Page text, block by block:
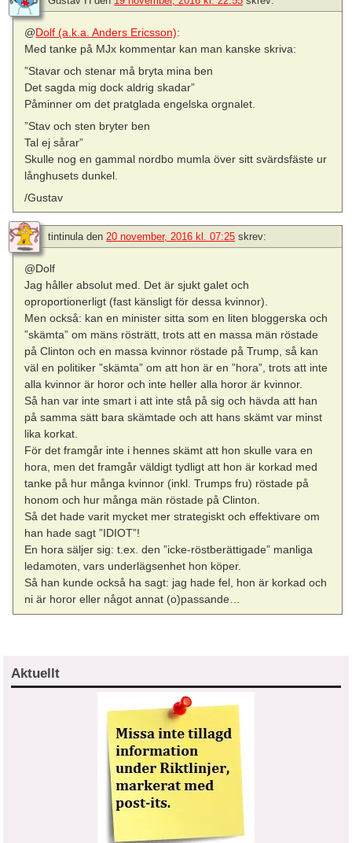
@Dolf (a.k.a. Anders Ericsson):
Med tanke på MJx kommentar kan man kanske skriva:
”Stavar och stenar må bryta mina ben
Det sagda mig dock aldrig skadar”
Påminner om det pratglada engelska orgnalet.
”Stav och sten bryter ben
Tal ej sårar”
Skulle nog en gammal nordbo mumla över sitt svärdsfäste ur
långhusets dunkel.
/Gustav
tintinuladen 20 november, 2016 kl. 07:25 skrev:
@Dolf
Jag håller absolut med. Det är sjukt galet och
oproportionerligt (fast känsligt för dessa kvinnor).
Men också: kan en minister sitta som en liten bloggerska och
”skämta” om mäns rösträtt, trots att en massa män röstade
på Clinton och en massa kvinnor röstade på Trump, så kan
väl en politiker ”skämta” om att hon är en ”hora”, trots att inte
alla kvinnor är horor och inte heller alla horor är kvinnor.
Så han var inte smart i att inte stå på sig och hävda att han
på samma sätt bara skämtade och att hans skämt var minst
lika korkat.
För det framgår inte i hennes skämt att hon skulle vara en
hora, men det framgår väldigt tydligt att hon är korkad med
tanke på hur många kvinnor (inkl. Trumps fru) röstade på
honom och hur många män röstade på Clinton.
Så det hade varit mycket mer strategiskt och effektivare om
han hade sagt ”IDIOT”!
En hora säljer sig: t.ex. den ”icke-röstberättigade” manliga
ledamoten, vars underlägsenhet hon köper.
Så han kunde också ha sagt: jag hade fel, hon är korkad och
ni är horor eller något annat (o)passande…
Aktuellt